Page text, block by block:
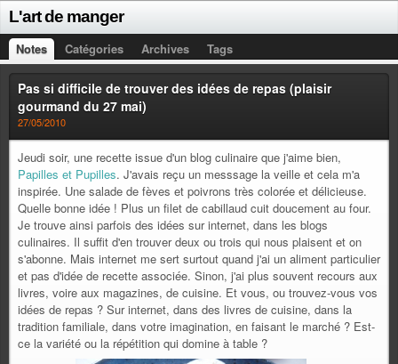
L'art de manger
Notes Catégories Archives Tags
Pas si difficile de trouver des idées de repas (plaisir
gourmand du 27 mai)
27/05/2010
Jeudi soir, une recette issue d'un blog culinaire que j'aime bien,
Papilles et Pupilles. J'avais reçu un messsage la veille et cela m'a
inspirée. Une salade de fèves et poivrons très colorée et délicieuse.
Quelle bonne idée ! Plus un filet de cabillaud cuit doucement au four.
Je trouve ainsi parfois des idées sur internet, dans les blogs
culinaires. Il suffit d'en trouver deux ou trois qui nous plaisent et on
s'abonne. Mais internet me sert surtout quand j'ai un aliment particulier
et pas d'idée de recette associée. Sinon, j'ai plus souvent recours aux
livres, voire aux magazines, de cuisine. Et vous, ou trouvez-vous vos
idées de repas ? Sur internet, dans des livres de cuisine, dans la
tradition familiale, dans votre imagination, en faisant le marché ? Est-
ce la variété ou la répétition qui domine à table ?